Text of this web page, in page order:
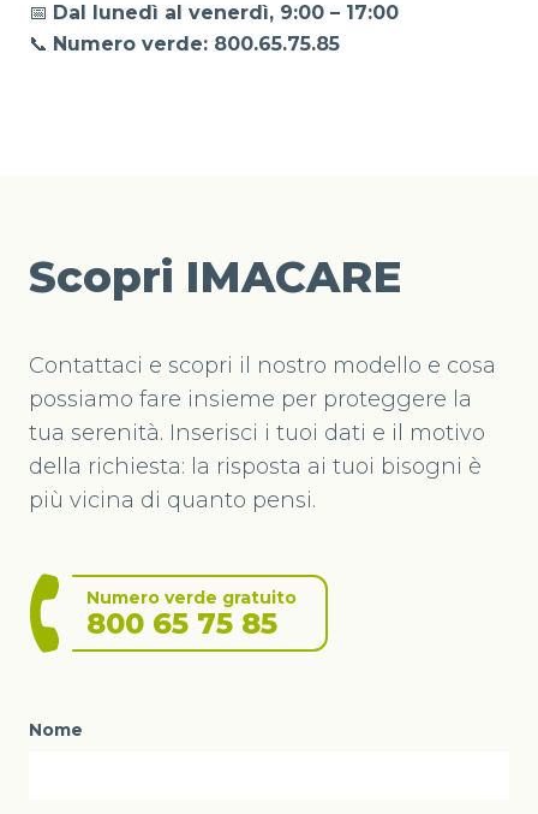
📅 Dal lunedì al venerdì, 9:00 – 17:00
📞 Numero verde: 800.65.75.85
Scopri IMACARE
Contattaci e scopri il nostro modello e cosa
possiamo fare insieme per proteggere la
tua serenità. Inserisci i tuoi dati e il motivo
della richiesta: la risposta ai tuoi bisogni è
più vicina di quanto pensi.
Numero verde gratuito
800 65 75 85
Nome